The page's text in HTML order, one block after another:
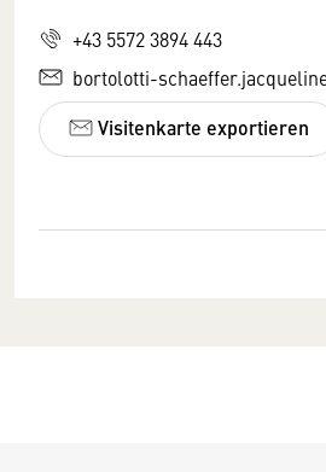
+43 5572 3894 443
bortolotti-
Visitenkarte exportieren